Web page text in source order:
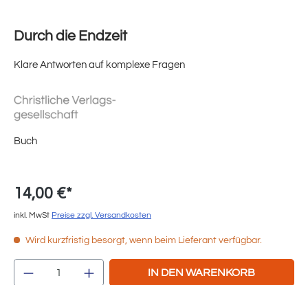
Durch die Endzeit
Klare Antworten auf komplexe Fragen
Buch
14,00 €*
inkl. MwSt Preise zzgl. Versandkosten
Wird kurzfristig besorgt, wenn beim Lieferant verfügbar.
Produkt Anzahl: Gib den gewünschten
IN DEN WARENKORB